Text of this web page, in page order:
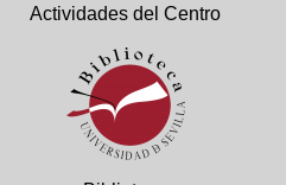
Actividades del Centro